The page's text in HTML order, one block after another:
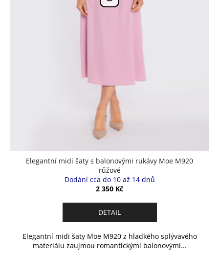
Elegantní midi šaty s balonovými rukávy Moe M920
růžové
Dodání cca do 10 až 14 dnů
2 350 Kč
DETAIL
Elegantní midi šaty Moe M920 z hladkého splývavého
materiálu zaujmou romantickými balonovými...